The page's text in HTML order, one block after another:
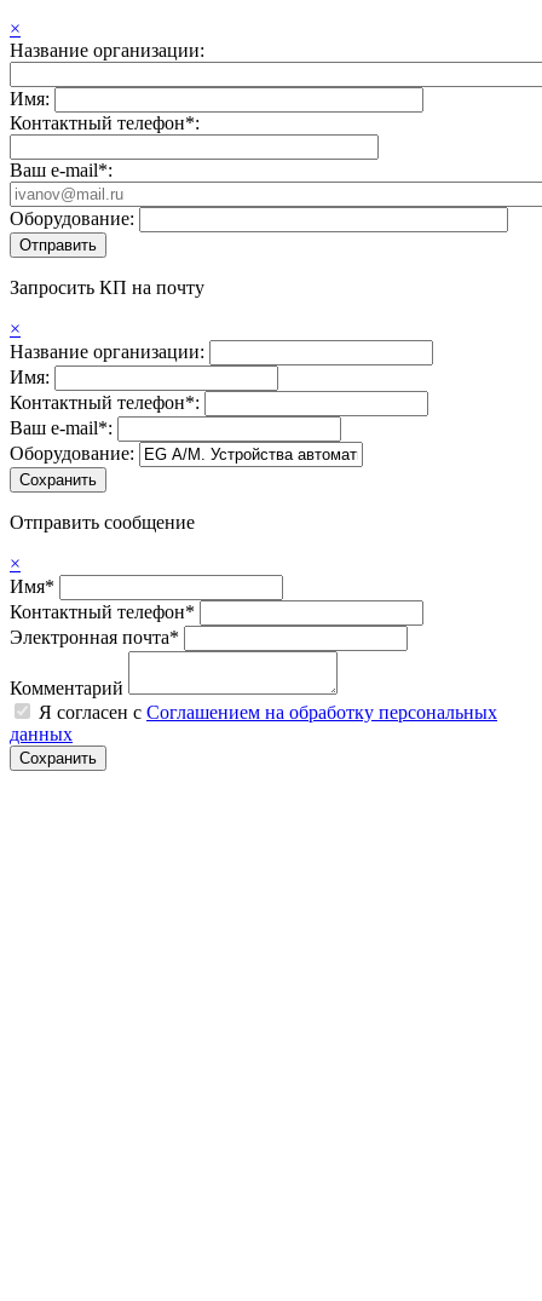
×
Название организации:
Имя:
Контактный телефон*:
Ваш e-mail*:
Оборудование:
Запросить КП на почту
×
Название организации:
Имя:
Контактный телефон*:
Ваш e-mail*:
Оборудование:
Отправить сообщение
×
Имя*
Контактный телефон*
Электронная почта*
Комментарий
Я согласен с Соглашением на обработку персональных
данных